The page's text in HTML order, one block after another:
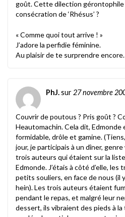
goût. Cette dilection gérontophile
consécration de ‘Rhésus’ ?
« Comme quoi tout arrive ! »
J’adore la perfidie féminine.
Au plaisir de te surprendre encore.
PhJ.sur 27 novembre
Couvrir de poutous ? Pris goût ?
Heautomachin. Cela dit,
formidable, drôle et gamine.
jour, je participais à un dîner,
trois auteurs qui étaient sur la
Edmonde. J’étais à côté d’elle,
petits souliers, en face de nous (il
hein). Les trois auteurs étaient
pendant le repas, et malgré leur
dessert, ils vibraient des pieds à